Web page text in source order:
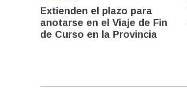
Extienden el plazo para
anotarse en el Viaje de Fin
de Curso en la Provincia